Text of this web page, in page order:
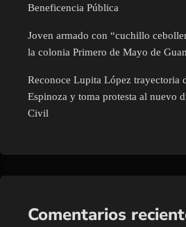
Beneficencia Pública
Joven armado con “cuchillo
la colonia Primero de Mayo de
Reconoce Lupita López trayectoria
Espinoza y toma protesta al nuevo
Civil
Comentarios